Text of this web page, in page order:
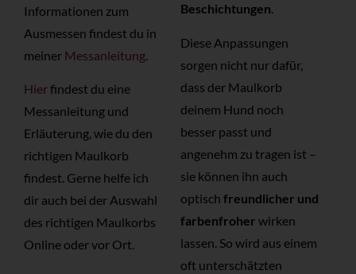
Informationen zum
Ausmessen findest du in
meiner Messanleitung
Hierfindest du eine
Messanleitung und
Erläuterung, wie du den
richtigen Maulkorb
findest. Gerne helfe ich
dir auch bei der Auswahl
des richtigen Maulkorbs
Online oder vor Ort.
Beschichtungen.
Diese Anpassungen
sorgen nicht nur dafür,
dass der Maulkorb
deinem Hund noch
besser passt und
angenehm zu tragen ist –
sie können ihn auch
optisch freundlicher und
farbenfroher wirken
lassen. So wird aus einem
oft unterschätzten